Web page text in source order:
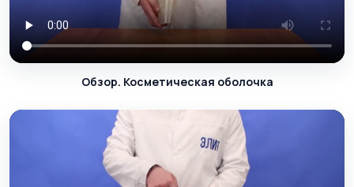
Обзор. Косметическая оболочка